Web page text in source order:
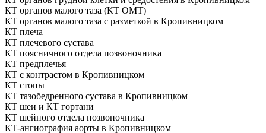
КТ органов малого таза (КТ ОМТ)
КТ органов малого таза с разметкой в Кропивницком
КТ плеча
КТ плечевого сустава
КТ поясничного отдела позвоночника
КТ предплечья
КТ с контрастом в Кропивницком
КТ стопы
КТ тазобедренного сустава в Кропивницком
КТ шеи и КТ гортани
КТ шейного отдела позвоночника
КТ-ангиография аорты в Кропивницком